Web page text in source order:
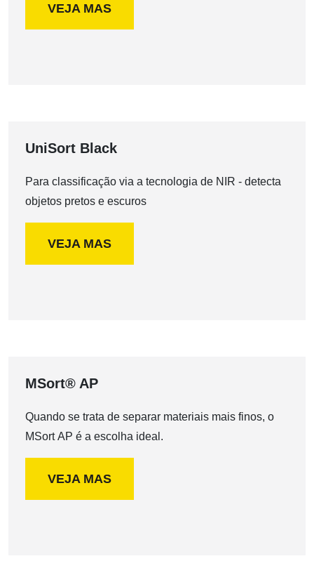
VEJA MAS
UniSort Black
Para classificação via a tecnologia de NIR - detecta
objetos pretos e escuros
VEJA MAS
MSort® AP
Quando se trata de separar materiais mais finos, o
MSort AP é a escolha ideal.
VEJA MAS